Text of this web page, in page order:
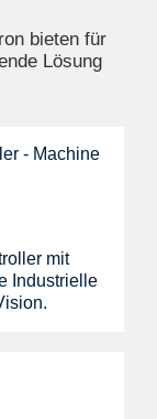
bieten für
Lösung
mit
Industrielle